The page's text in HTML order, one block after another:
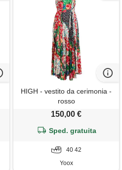
HIGH - vestito da cerimonia -
rosso
150,00 €
Sped. gratuita
40 42
Yoox